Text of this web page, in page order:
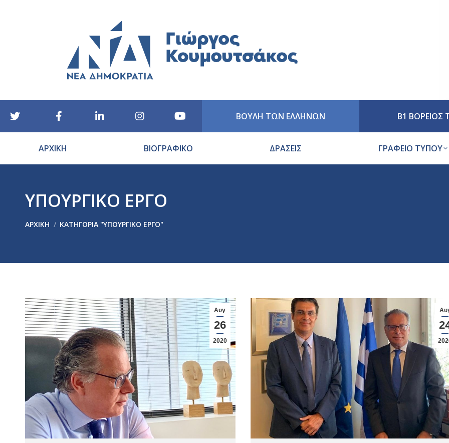
ΒΟΥΛΗ ΤΩΝ ΕΛΛΗΝΩΝ Β1 ΒΟΡΕΙΟΣ
ΑΡΧΙΚΗ ΒΙΟΓΡΑΦΙΚΟ ΔΡΑΣΕΙΣ ΓΡΑΦΕΙΟ ΤΥΠΟΥ
ΥΠΟΥΡΓΙΚΟ ΕΡΓΟ
ΑΡΧΙΚΉ ΚΑΤΗΓΟΡΊΑ "ΥΠΟΥΡΓΙΚΟ ΕΡΓΟ"
Αυγ
26
2020